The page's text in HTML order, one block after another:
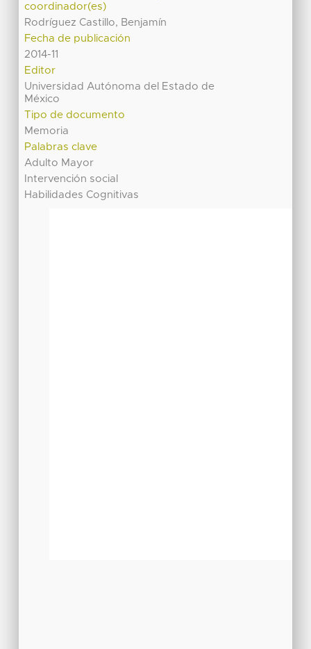
coordinador(es)
Rodríguez Castillo, Benjamín
Fecha de publicación
2014-11
Editor
Universidad Autónoma del Estado de
México
Tipo de documento
Memoria
Palabras clave
Adulto Mayor
Intervención social
Habilidades Cognitivas